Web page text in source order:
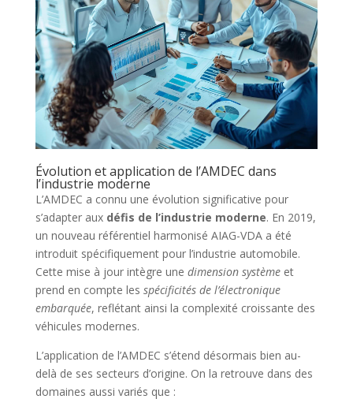
Évolution et application de l’AMDEC dans
l’industrie moderne
L’AMDEC a connu une évolution significative pour
s’adapter aux défis de l’industrie moderne. En 2019,
un nouveau référentiel harmonisé AIAG-VDA a été
introduit spécifiquement pour l’industrie automobile.
Cette mise à jour intègre une dimension systèmeet
prend en compte les spécificités de l’électronique
embarquée, reflétant ainsi la complexité croissante des
véhicules modernes.
L’application de l’AMDEC s’étend désormais bien au-
delà de ses secteurs d’origine. On la retrouve dans des
domaines aussi variés que :